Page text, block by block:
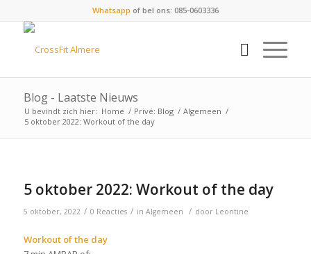
Whatsapp of bel ons: 085-0603336
Blog - Laatste Nieuws
U bevindt zich hier: Home / Privé: Blog / Algemeen /
5 oktober 2022: Workout of the day
5 oktober 2022: Workout of the day
5 oktober, 2022 / 0 Reacties / in Algemeen / door Leontine
Workout of the day